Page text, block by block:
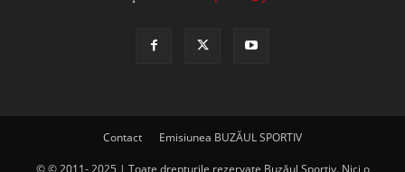
Contact Emisiunea BUZĂUL SPORTIV